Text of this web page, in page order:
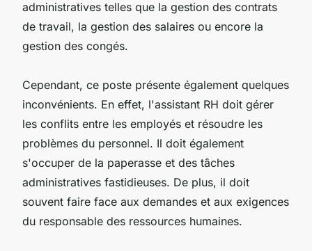
administratives telles que la gestion des contrats
de travail, la gestion des salaires ou encore la
gestion des congés.
Cependant, ce poste présente également quelques
inconvénients. En effet, l'assistant RH doit gérer
les conflits entre les employés et résoudre les
problèmes du personnel. Il doit également
s'occuper de la paperasse et des tâches
administratives fastidieuses. De plus, il doit
souvent faire face aux demandes et aux exigences
du responsable des ressources humaines.